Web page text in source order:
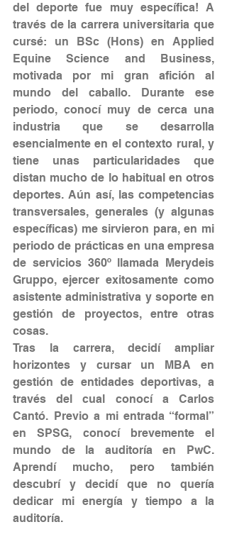
del deporte fue muy específica! A
través de la carrera universitaria que
cursé: un BSc (Hons) en Applied
Equine Science and Business,
motivada por mi gran afición al
mundo del caballo. Durante ese
periodo, conocí muy de cerca una
industria que se desarrolla
esencialmente en el contexto rural, y
tiene unas particularidades que
distan mucho de lo habitual en otros
deportes. Aún así, las competencias
transversales, generales (y algunas
específicas) me sirvieron para, en mi
periodo de prácticas en una empresa
de servicios 360º llamada Merydeis
Gruppo, ejercer exitosamente como
asistente administrativa y soporte en
gestión de proyectos, entre otras
cosas.
Tras la carrera, decidí ampliar
horizontes y cursar un MBA en
gestión de entidades deportivas, a
través del cual conocí a Carlos
Cantó. Previo a mi entrada “formal”
en SPSG, conocí brevemente el
mundo de la auditoría en PwC.
Aprendí mucho, pero también
descubrí y decidí que no quería
dedicar mi energía y tiempo a la
auditoría.